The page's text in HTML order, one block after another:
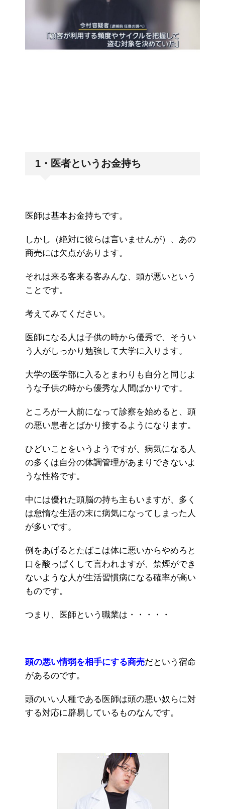
1・医者というお金持ち
医師は基本お金持ちです。
しかし（絶対に彼らは言いませんが）、あの
商売には欠点があります。
それは来る客来る客みんな、頭が悪いという
ことです。
考えてみてください。
医師になる人は子供の時から優秀で、そうい
う人がしっかり勉強して大学に入ります。
大学の医学部に入るとまわりも自分と同じよ
うな子供の時から優秀な人間ばかりです。
ところが一人前になって診察を始めると、頭
の悪い患者とばかり接するようになります。
ひどいことをいうようですが、病気になる人
の多くは自分の体調管理があまりできないよ
うな性格です。
中には優れた頭脳の持ち主もいますが、多く
は怠惰な生活の末に病気になってしまった人
が多いです。
例をあげるとたばこは体に悪いからやめろと
口を酸っぱくして言われますが、禁煙ができ
ないような人が生活習慣病になる確率が高い
ものです。
つまり、医師という職業は・・・・・
頭の悪い情弱を相手にする商売だという宿命
があるのです。
頭のいい人種である医師は頭の悪い奴らに対
する対応に辟易しているものなんです。